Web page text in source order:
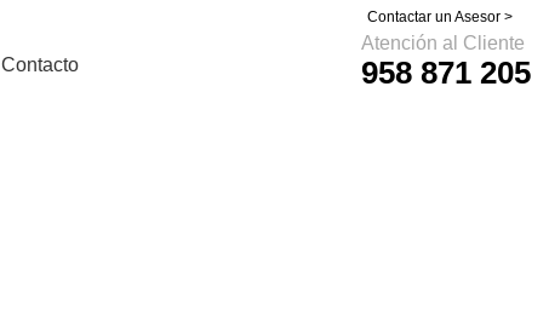
Contactar un Asesor >
Contacto
Atención al Cliente
958 871 205